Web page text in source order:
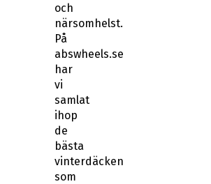
och
närsomhelst.
På
abswheels.se
har
vi
samlat
ihop
de
bästa
vinterdäcken
som